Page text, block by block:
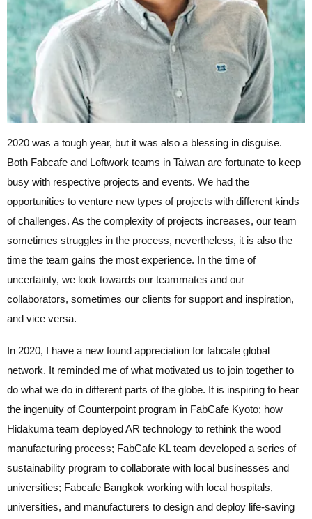
2020 was a tough year, but it was also a blessing in disguise.
Both Fabcafe and Loftwork teams in Taiwan are fortunate to keep
busy with respective projects and events. We had the
opportunities to venture new types of projects with different kinds
of challenges. As the complexity of projects increases, our team
sometimes struggles in the process, nevertheless, it is also the
time the team gains the most experience. In the time of
uncertainty, we look towards our teammates and our
collaborators, sometimes our clients for support and inspiration,
and vice versa.
In 2020, I have a new found appreciation for fabcafe global
network. It reminded me of what motivated us to join together to
do what we do in different parts of the globe. It is inspiring to hear
the ingenuity of Counterpoint program in FabCafe Kyoto; how
Hidakuma team deployed AR technology to rethink the wood
manufacturing process; FabCafe KL team developed a series of
sustainability program to collaborate with local businesses and
universities; Fabcafe Bangkok working with local hospitals,
universities, and manufacturers to design and deploy life-saving